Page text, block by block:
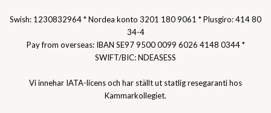
Swish: 1230832964 * Nordea konto 3201 180 9061 * Plusgiro: 414 80
34-4
Pay from overseas: IBAN SE97 9500 0099 6026 4148 0344 *
SWIFT/BIC: NDEASESS
Vi innehar IATA-licens och har ställt ut statlig resegaranti hos
Kammarkollegiet.